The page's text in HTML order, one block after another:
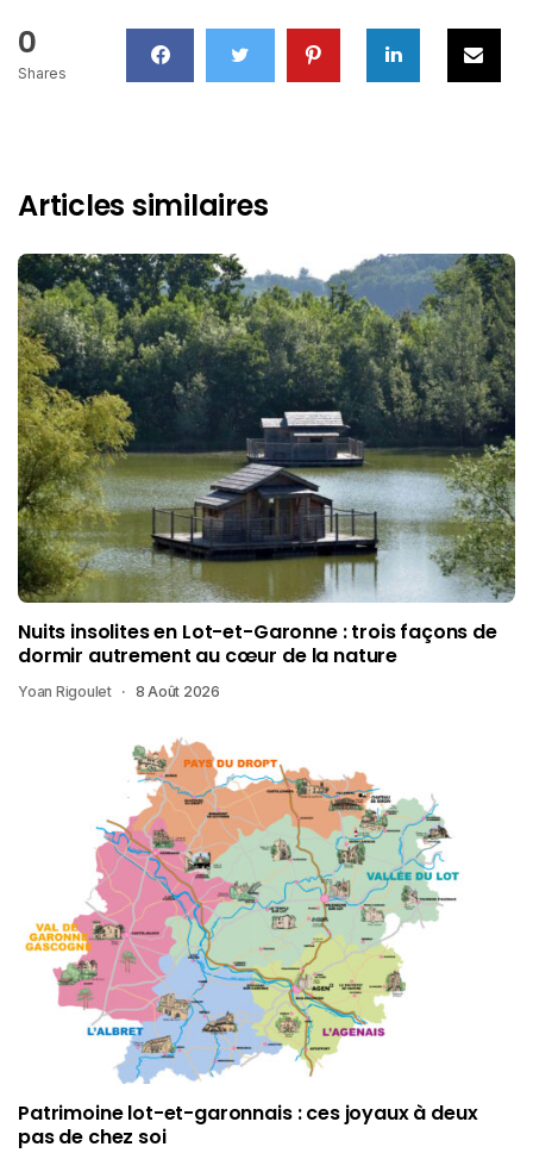
0
Shares
Articles similaires
Nuits insolites en Lot-et-Garonne : trois façons de
dormir autrement au cœur de la nature
Yoan Rigoulet 8 Août 2026
Patrimoine lot-et-garonnais : ces joyaux à deux
pas de chez soi